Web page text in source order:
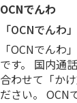
OCNでんわ
「OCNでんわ
「OCNでん
です。 国内通
合わせて「か
ださい。 OCN